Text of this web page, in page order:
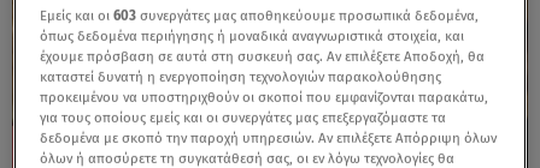
Εμείς και οι603 συνεργάτες μας αποθηκεύουμε προσωπικά δεδομένα,
όπως δεδομένα περιήγησης ή μοναδικά αναγνωριστικά στοιχεία, και
έχουμε πρόσβαση σε αυτά στη συσκευή σας. Αν επιλέξετε Αποδοχή, θα
καταστεί δυνατή η ενεργοποίηση τεχνολογιών παρακολούθησης
προκειμένου να υποστηριχθούν οι σκοποί που εμφανίζονται παρακάτω,
για τους οποίους εμείς και οι συνεργάτες μας επεξεργαζόμαστε τα
δεδομένα με σκοπό την παροχή υπηρεσιών. Αν επιλέξετε Απόρριψη όλων
όλων ή αποσύρετε τη συγκατάθεσή σας, οι εν λόγω τεχνολογίες θα